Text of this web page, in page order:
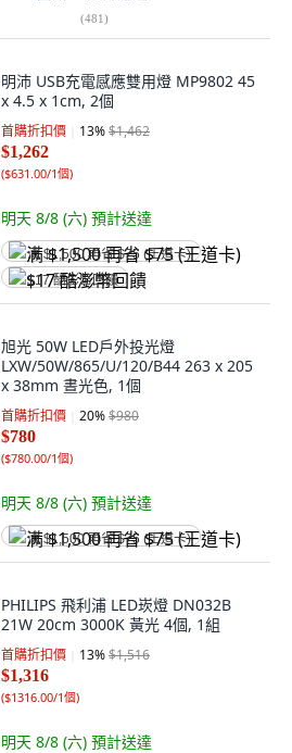
(481)
明沛 USB充電感應雙用燈 MP9802 45
x 4.5 x 1cm, 2個
首購折扣價 13%$1,462
$1,262
($631.00/1個)
明天 8/8 (六) 預計送達
满 $1,500 再省 $75 (王道卡)
$17 酷澎幣回饋
旭光 50W LED戶外投光燈
LXW/50W/865/U/120/B44 263 x 205
x 38mm 晝光色, 1個
首購折扣價 20%$980
$780
($780.00/1個)
明天 8/8 (六) 預計送達
满 $1,500 再省 $75 (王道卡)
PHILIPS 飛利浦 LED崁燈 DN032B
21W 20cm 3000K 黃光 4個, 1組
首購折扣價 13%$1,516
$1,316
($1316.00/1個)
明天 8/8 (六) 預計送達